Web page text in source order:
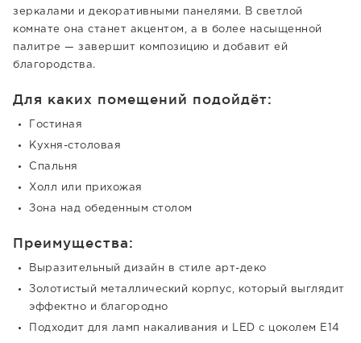
зеркалами и декоративными панелями. В светлой
комнате она станет акцентом, а в более насыщенной
палитре — завершит композицию и добавит ей
благородства.
Для каких помещений подойдёт:
Гостиная
Кухня-столовая
Спальня
Холл или прихожая
Зона над обеденным столом
Преимущества:
Выразительный дизайн в стиле арт-деко
Золотистый металлический корпус, который выглядит
эффектно и благородно
Подходит для ламп накаливания и LED с цоколем E14